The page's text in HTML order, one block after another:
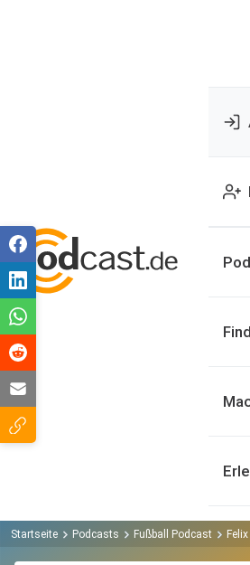
Startseite Podcasts Fußball Podcast